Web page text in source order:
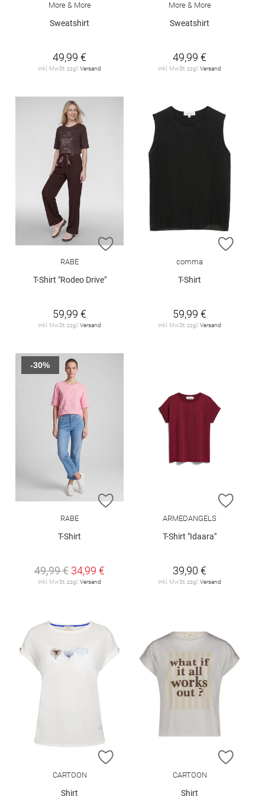
More & More
Sweatshirt
49,99 €
inkl. MwSt. zzgl. Versand
More & More
Sweatshirt
49,99 €
inkl. MwSt. zzgl. Versand
ZUR WUNSCHLISTE HINZUFÜGEN
RABE
T-Shirt "Rodeo Drive"
59,99 €
inkl. MwSt. zzgl. Versand
ZUR
comma
T-Shirt
59,99 €
inkl. MwSt. zzgl. Versand
ZUR WUNSCHLISTE HINZUFÜGEN
RABE
T-Shirt
49,99 € 34,99 €
inkl. MwSt. zzgl. Versand
-30%
ZUR
ARMEDANGELS
T-Shirt "Idaara"
39,90 €
inkl. MwSt. zzgl. Versand
ZUR WUNSCHLISTE HINZUFÜGEN
CARTOON
Shirt
ZUR
CARTOON
Shirt